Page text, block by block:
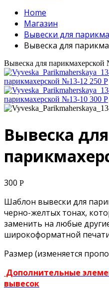
Home
Магазин
Вывески для
Вывеска для
Вывеска для парикмахерской
парикмахерской №13-12 250 Р
парикмахерской №13-10 300 Р
Вывеска для
300 Р
Шаблон вывески для
черно-желтых тонах,
заменить на любые
широкоформатной
Размер (изменяется
Дополнительные
вывесок